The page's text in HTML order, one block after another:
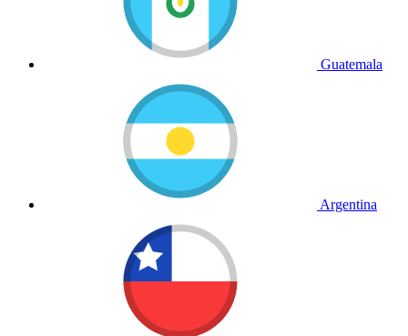
Guatemala
Argentina